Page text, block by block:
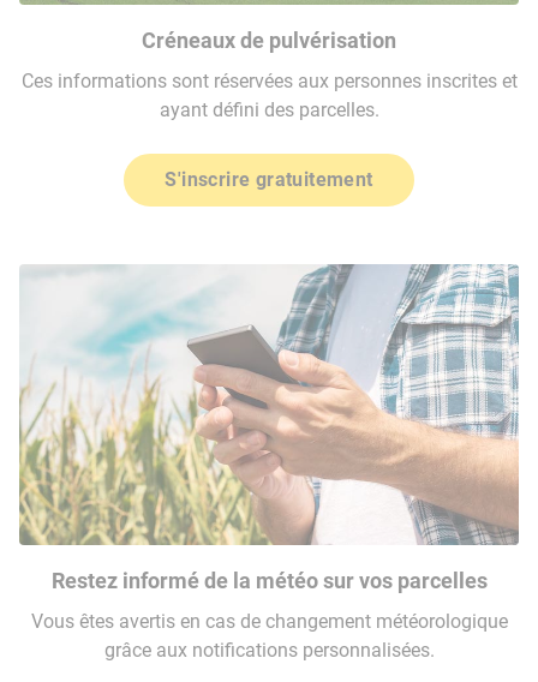
Créneaux de pulvérisation
Ces informations sont réservées aux personnes inscrites et
ayant défini des parcelles.
S'inscrire gratuitement
Restez informé de la météo sur vos parcelles
Vous êtes avertis en cas de changement météorologique
grâce aux notifications personnalisées.